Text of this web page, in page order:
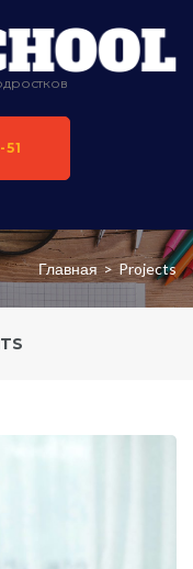
Главная > Projects